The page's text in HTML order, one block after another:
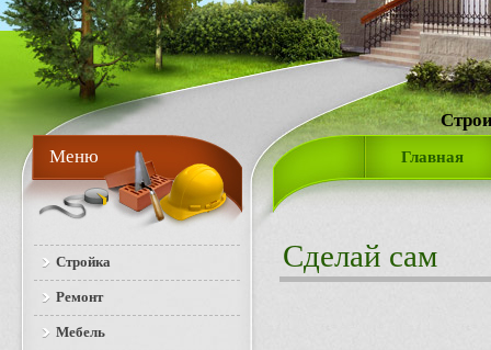
Главная
Сделай сам
Меню
Стройка
Ремонт
Мебель